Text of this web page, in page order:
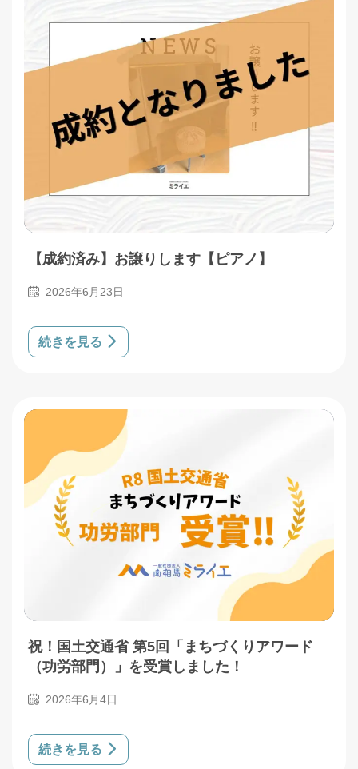
【成約済み】お譲りします【ピアノ】
2026年6月23日
続きを見る
祝！国土交通省 第5回「まちづくりアワード
（功労部門）」を受賞しました！
2026年6月4日
続きを見る